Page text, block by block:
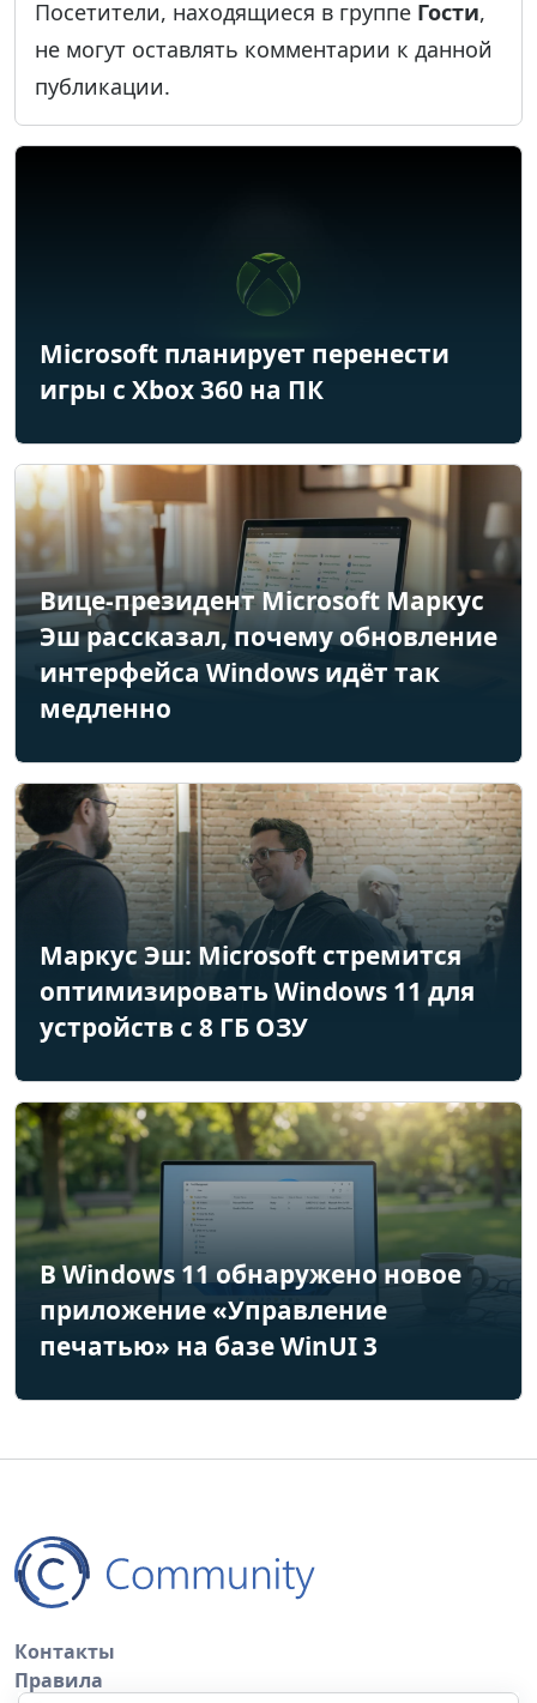
Посетители, находящиеся в группе Гости,
не могут оставлять комментарии к данной
публикации.
Microsoft планирует перенести
игры с Xbox 360 на ПК
Вице-президент Microsoft Маркус
Эш рассказал, почему обновление
интерфейса Windows идёт так
медленно
Маркус Эш: Microsoft стремится
оптимизировать Windows 11 для
устройств с 8 ГБ ОЗУ
В Windows 11 обнаружено новое
приложение «Управление
печатью» на базе WinUI 3
Контакты
Правила